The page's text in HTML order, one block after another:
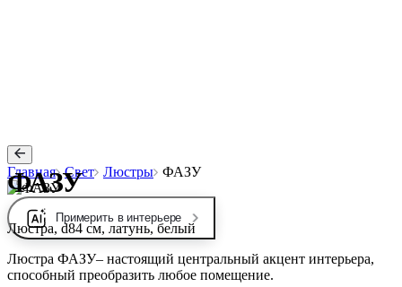
Главная Свет Люстры ФАЗУ
Примерить в интерьере
ФАЗУ
Люстра, d84 см, латунь, белый
Люстра ФАЗУ– настоящий центральный акцент интерьера,
способный преобразить любое помещение.